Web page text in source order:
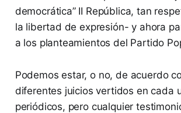
democrática” II República, tan
la libertad de expresión- y ahora
a los planteamientos del Partido
Podemos estar, o no, de acuerdo
diferentes juicios vertidos en cada
periódicos, pero cualquier